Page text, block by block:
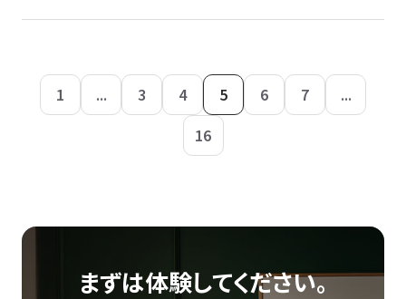
1 ... 3 4 5 6 7
...
16
まずは体験してください。